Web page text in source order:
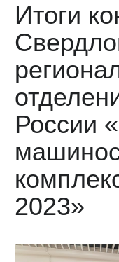
Итоги
России
2023»